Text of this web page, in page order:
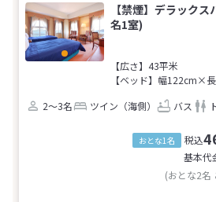
【禁煙】デラック
名1室)
【広さ】43平米
【ベッド】幅122cm×
2～3名
ツイン（海側） バス
おとな1名 税込
基本代
(おとな2名